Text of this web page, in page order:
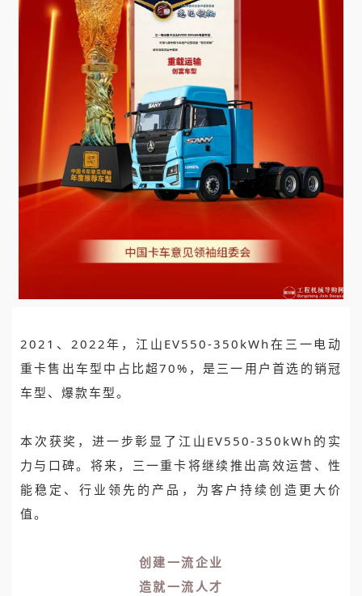
2021、2022年，江山EV550-350kWh在三一电动
重卡售出车型中占比超70%，是三一用户首选的销冠
车型、爆款车型。
本次获奖，进一步彰显了江山EV550-350kWh的实
力与口碑。将来，三一重卡将继续推出高效运营、性
能稳定、行业领先的产品，为客户持续创造更大价
值。
创建一流企业
造就一流人才